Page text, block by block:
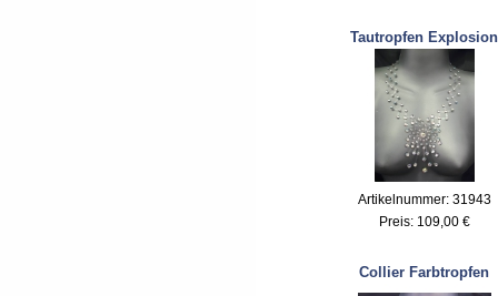
Tautropfen Explosion
Artikelnummer: 31943
Preis: 109,00 €
Collier Farbtropfen